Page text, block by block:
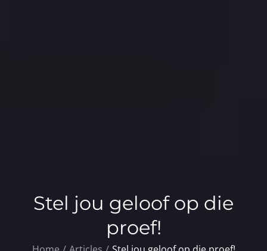
Stel jou geloof op die
proef!